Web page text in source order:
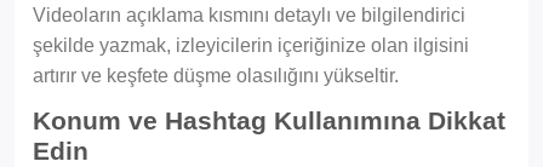
Videoların açıklama kısmını detaylı ve bilgilendirici
şekilde yazmak, izleyicilerin içeriğinize olan ilgisini
artırır ve keşfete düşme olasılığını yükseltir.
Konum ve Hashtag Kullanımına Dikkat
Edin